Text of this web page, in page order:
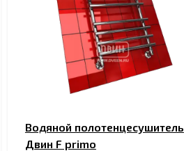
Водяной полотенцесушитель
Двин F primo